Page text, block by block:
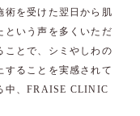
術を受けた翌日から肌
という声を多くいただ
ことで、シミやしわの
することを実感されて
中、FRAISE CLINIC